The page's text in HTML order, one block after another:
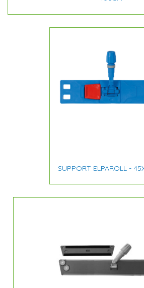
SUPPORT ELPAROLL -